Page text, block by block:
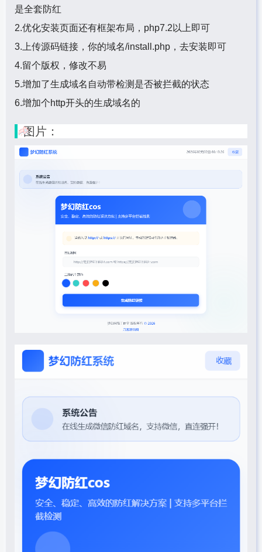
是全套防红
2.优化安装页面还有框架布局，php7.2以上即可
3.上传源码链接，你的域名/install.php，去安装即可
4.留个版权，修改不易
5.增加了生成域名自动带检测是否被拦截的状态
6.增加个http开头的生成域名的
图片：